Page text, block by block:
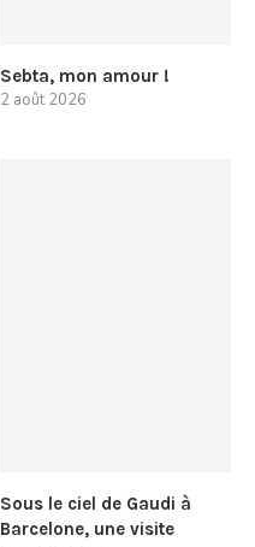
Sebta, mon amour !
2 août 2026
Sous le ciel de Gaudi à
Barcelone, une visite